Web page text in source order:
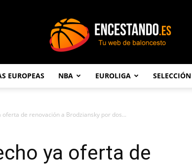
EUROPEAS NBA EUROLIGA SELECCIÓN
oferta de renovación a Brodziansky por dos...
ya oferta de